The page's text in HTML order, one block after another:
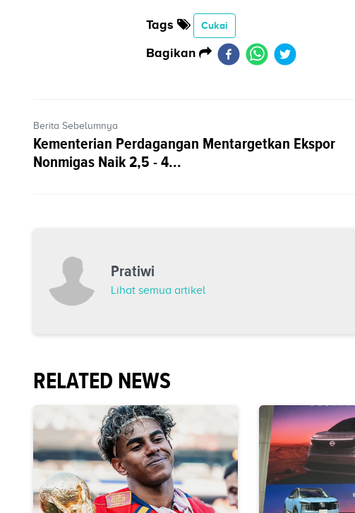
Tags Cukai
Bagikan
Berita Sebelumnya
Kementerian Perdagangan Mentargetkan Ekspor
Nonmigas Naik 2,5 - 4...
Pratiwi
Lihat semua artikel
RELATED NEWS